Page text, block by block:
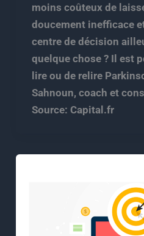
moins coûteux de
doucement inefficace
centre de décision
quelque chose ? Il est
lire ou de relire
Sahnoun, coach et
Source: Capital.fr